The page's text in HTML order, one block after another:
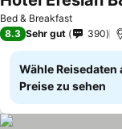
Bed & Breakfast
8.3 Sehr gut 390
Wähle Reisedaten
Preise zu sehen